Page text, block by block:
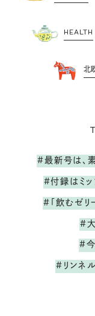
HEALTH
北
#最新号は、
#付録はミッ
#「飲むゼリ
#
#
#リンネ